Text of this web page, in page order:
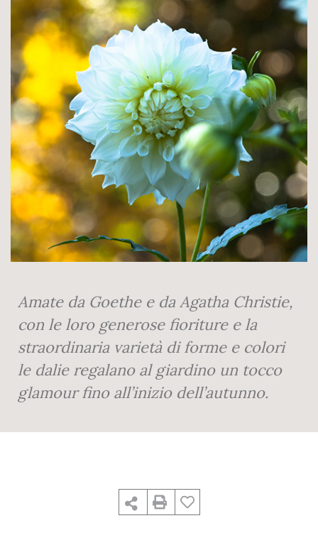
Amate da Goethe e da Agatha Christie,
con le loro generose fioriture e la
straordinaria varietà di forme e colori
le dalie regalano al giardino un tocco
glamour fino all’inizio dell’autunno.